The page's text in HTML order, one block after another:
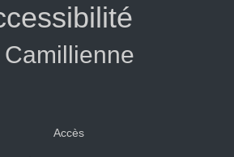
Camillienne
Accès